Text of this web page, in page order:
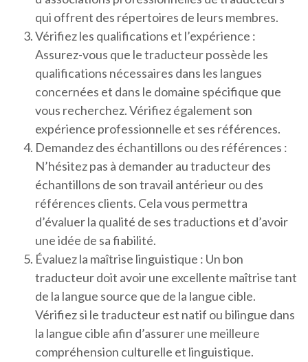
qui offrent des répertoires de leurs membres.
Vérifiez les qualifications et l’expérience :
Assurez-vous que le traducteur possède les
qualifications nécessaires dans les langues
concernées et dans le domaine spécifique que
vous recherchez. Vérifiez également son
expérience professionnelle et ses références.
Demandez des échantillons ou des références :
N’hésitez pas à demander au traducteur des
échantillons de son travail antérieur ou des
références clients. Cela vous permettra
d’évaluer la qualité de ses traductions et d’avoir
une idée de sa fiabilité.
Évaluez la maîtrise linguistique : Un bon
traducteur doit avoir une excellente maîtrise tant
de la langue source que de la langue cible.
Vérifiez si le traducteur est natif ou bilingue dans
la langue cible afin d’assurer une meilleure
compréhension culturelle et linguistique.